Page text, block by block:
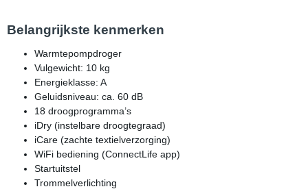
Belangrijkste kenmerken
Warmtepompdroger
Vulgewicht: 10 kg
Energieklasse: A
Geluidsniveau: ca. 60 dB
18 droogprogramma’s
iDry (instelbare droogtegraad)
iCare (zachte textielverzorging)
WiFi bediening (ConnectLife app)
Startuitstel
Trommelverlichting